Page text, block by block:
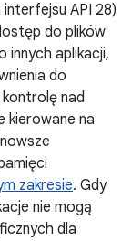
API 28)
do plików
innych aplikacji,
do
nad
kierowane na
zakresie. Gdy
nie mogą
dla